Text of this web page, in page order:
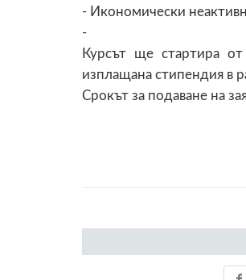
- Икономически
-
Курсът ще стартира
изплащана стипендия в
Срокът за подаване на